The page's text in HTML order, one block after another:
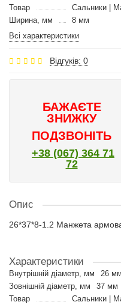
Товар
Сальники |
Ширина, мм
8 мм
Всі характеристики
Відгуків: 0
БАЖАЄТЕ
ЗНИЖКУ
ПОДЗВОНІТЬ
+38 (067) 364 71
72
Опис
26*37*8-1.2 Манжета
Характеристики
Внутрішній діаметр, мм
26 мм
Зовнішній діаметр, мм
37 мм
Товар
Сальники |